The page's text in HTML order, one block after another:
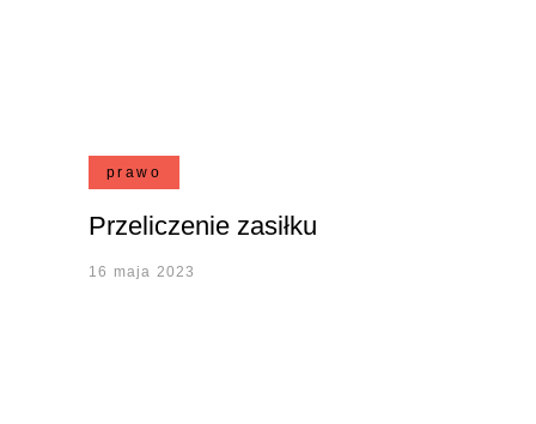
prawo
Przeliczenie zasiłku
16 maja 2023